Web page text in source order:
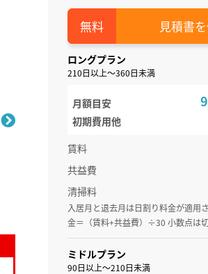
見積書
ロングプラン
210日以上～360日未満
月額目安
初期費用他
賃料
共益費
清掃料
入居月と退去月は日割り料金が適用
金＝（賃料+共益費）÷30 小数点は切
ミドルプラン
90日以上～210日未満